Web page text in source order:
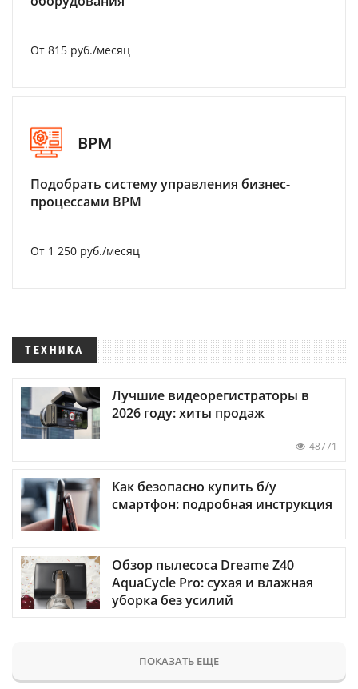
От 815 руб./месяц
BPM
Подобрать систему управления бизнес-
процессами BPM
От 1 250 руб./месяц
ТЕХНИКА
Лучшие видеорегистраторы в
2026 году: хиты продаж
48771
Как безопасно купить б/у
смартфон: подробная инструкция
Обзор пылесоса Dreame Z40
AquaCycle Pro: сухая и влажная
уборка без усилий
ПОКАЗАТЬ ЕЩЕ